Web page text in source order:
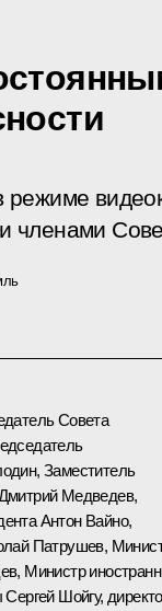
членами
Совета
, Заместитель
Медведев,
Антон Вайно,
Патрушев,
, Министр
Сергей Шойгу,